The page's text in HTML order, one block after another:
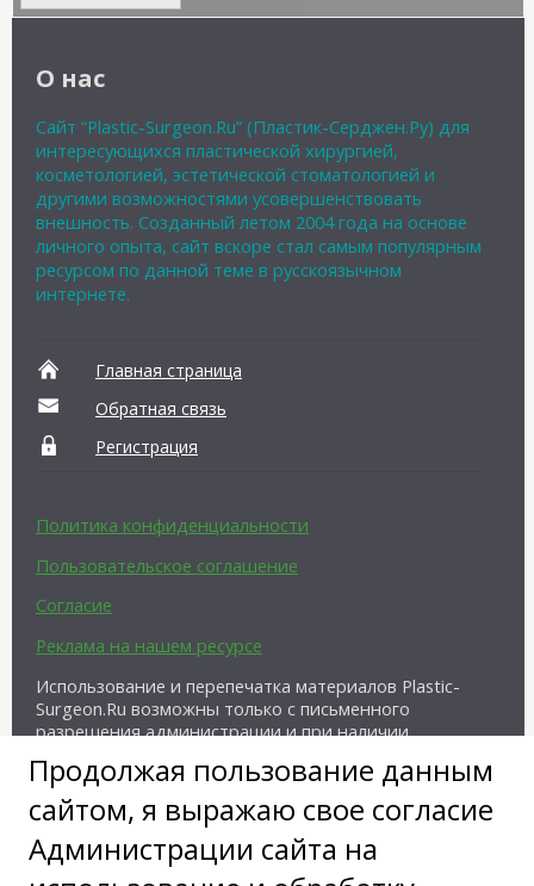
Продолжая пользование данным
сайтом, я выражаю свое согласие
Администрации сайта на
О нас
Сайт “Plastic-Surgeon.Ru” (Пластик-Серджен.Ру) для
интересующихся пластической хирургией,
косметологией, эстетической стоматологией и
другими возможностями усовершенствовать
внешность. Созданный летом 2004 года на основе
личного опыта, сайт вскоре стал самым популярным
ресурсом по данной теме в русскоязычном
интернете.
Главная страница
Обратная связь
Регистрация
Политика конфиденциальности
Пользовательское соглашение
Согласие
Реклама на нашем ресурсе
Использование и перепечатка материалов Plastic-
Surgeon.Ru возможны только с письменного
разрешения администрации и при наличии